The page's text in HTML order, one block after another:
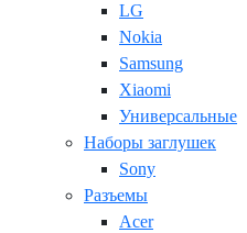
LG
Nokia
Samsung
Xiaomi
Универсальные
Наборы заглушек
Sony
Разъемы
Acer